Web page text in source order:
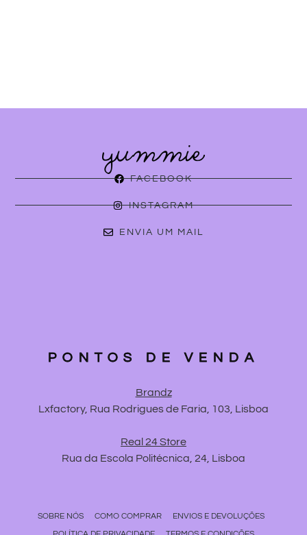
FACEBOOK
INSTAGRAM
ENVIA UM MAIL
PONTOS DE VENDA
Brandz
Lxfactory, Rua Rodrigues de Faria, 103, Lisboa
Real 24 Store
Rua da Escola Politécnica, 24, Lisboa
SOBRE NÓS COMO COMPRAR
ENVIOS E DEVOLUÇÕES